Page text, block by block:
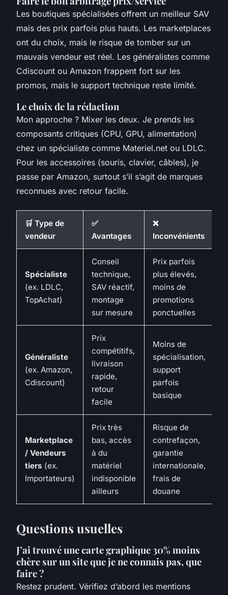
Les boutiques spécialisées offrent un meilleur SAV
mais des prix parfois plus hauts. Les marketplaces
ont du choix, mais le risque de tomber sur un
mauvais vendeur est réel. Les généralistes comme
Cdiscount ou Amazon frappent fort sur les
promos, mais le support technique reste limité.
Le choix de la rédaction
Mon approche ? Mixer les deux. Je prends les
composants critiques (CPU, GPU, alimentation)
chez un spécialiste comme Materiel.net ou LDLC.
Pour les accessoires (souris, clavier, câbles), je
passe par Amazon, surtout s’il s’agit de marques
reconnues avec retour facile.
🛒 Type de
vendeur
✅
Avantages
❌
Inconvénients
Spécialiste
(ex. LDLC,
TopAchat)
Conseil
technique,
SAV réactif,
montage
sur mesure
Prix parfois
plus élevés,
moins de
promotions
ponctuelles
Généraliste
(ex. Amazon,
Cdiscount)
Prix
compétitifs,
livraison
rapide,
retour
facile
Moins de
spécialisation,
support
parfois
basique
Marketplace
/ Vendeurs
tiers (ex.
Importateurs)
Prix très
bas, accès
à du
matériel
indisponible
ailleurs
Risque de
contrefaçon,
garantie
internationale,
frais de
douane
Questions usuelles
J’ai trouvé une carte graphique 30% moins
chère sur un site que je ne connais pas, que
faire ?
Restez prudent. Vérifiez d’abord les mentions